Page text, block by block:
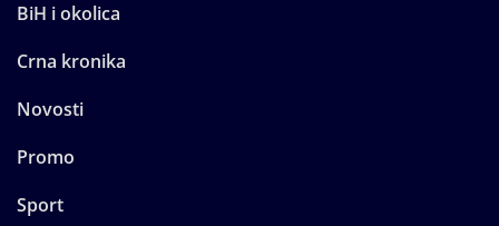
BiH i okolica
Crna kronika
Novosti
Promo
Sport